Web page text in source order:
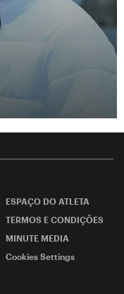
ESPAÇO DO ATLETA
TERMOS E CONDIÇÕES
MINUTE MEDIA
Cookies Settings